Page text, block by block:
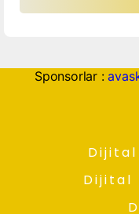
Sponsorlar :
Dijital
Dijital